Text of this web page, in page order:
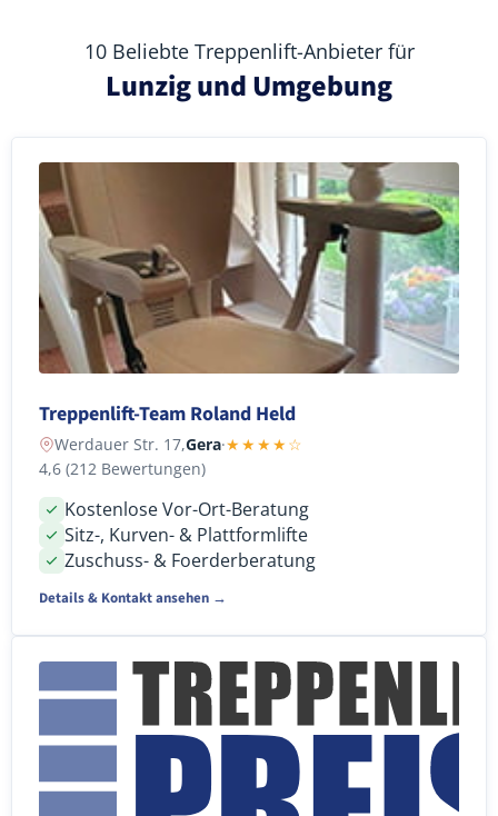
10 Beliebte Treppenlift-Anbieter für
Lunzig und Umgebung
Treppenlift-Team Roland Held
Werdauer Str. 17,Gera·★★★★☆
4,6 (212 Bewertungen)
Kostenlose Vor-Ort-Beratung
Sitz-, Kurven- & Plattformlifte
Zuschuss- & Foerderberatung
Details & Kontakt ansehen →